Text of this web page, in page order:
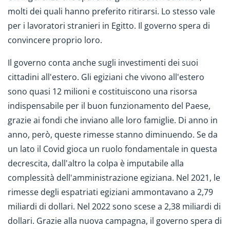
molti dei quali hanno preferito ritirarsi. Lo stesso vale
per i lavoratori stranieri in Egitto. Il governo spera di
convincere proprio loro.
Il governo conta anche sugli investimenti dei suoi
cittadini all'estero. Gli egiziani che vivono all'estero
sono quasi 12 milioni e costituiscono una risorsa
indispensabile per il buon funzionamento del Paese,
grazie ai fondi che inviano alle loro famiglie. Di anno in
anno, però, queste rimesse stanno diminuendo. Se da
un lato il Covid gioca un ruolo fondamentale in questa
decrescita, dall'altro la colpa è imputabile alla
complessità dell'amministrazione egiziana. Nel 2021, le
rimesse degli espatriati egiziani ammontavano a 2,79
miliardi di dollari. Nel 2022 sono scese a 2,38 miliardi di
dollari. Grazie alla nuova campagna, il governo spera di